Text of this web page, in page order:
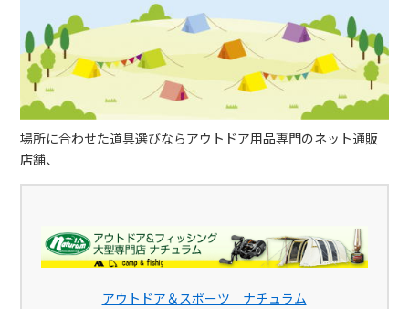
場所に合わせた道具選びならアウトドア用品専門のネット通販
店舗、
アウトドア＆スポーツ ナチュラム